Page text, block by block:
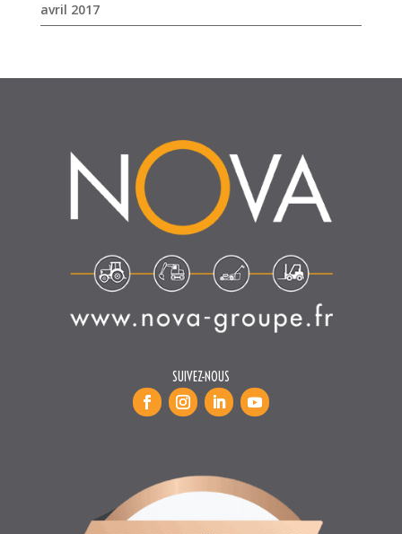
avril 2017
SUIVEZ-NOUS